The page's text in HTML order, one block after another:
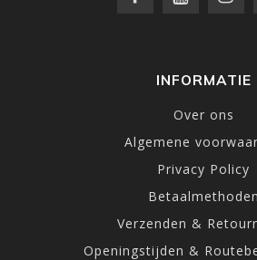
INFORMATIE
Over ons
Algemene
Privacy Policy
Betaalmethoden
Verzenden &
Openingstijden &